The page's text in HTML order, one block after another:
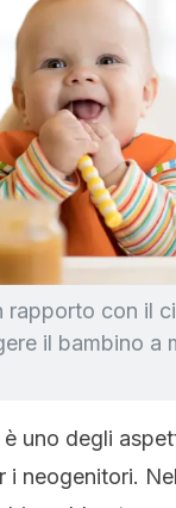
rapporto con il
il bambino a
è uno degli
i neogenitori.